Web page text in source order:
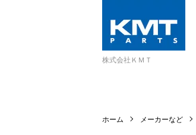
株式会社ＫＭＴ
ホーム メーカーなど